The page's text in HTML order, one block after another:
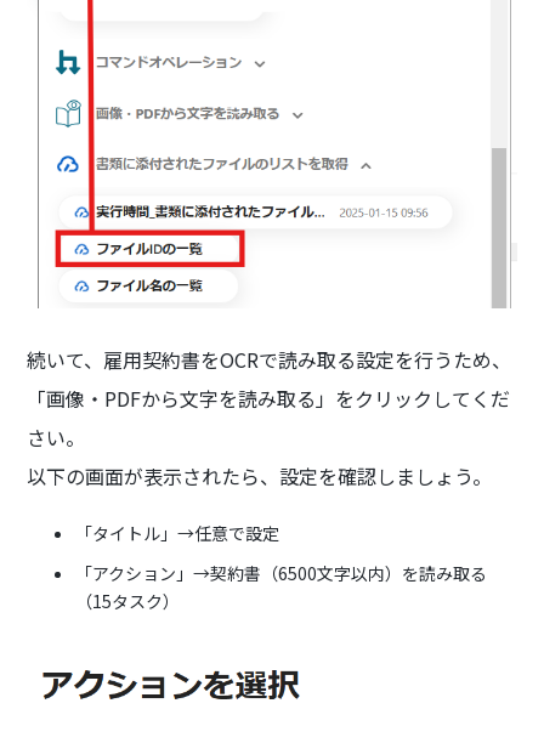
続いて、雇用契約書をOCRで読み取る設定を行うため、
「画像・PDFから文字を読み取る」をクリックしてくだ
さい。
以下の画面が表示されたら、設定を確認しましょう。
「タイトル」→任意で設定
「アクション」→契約書（6500文字以内）を読み取る
（15タスク）